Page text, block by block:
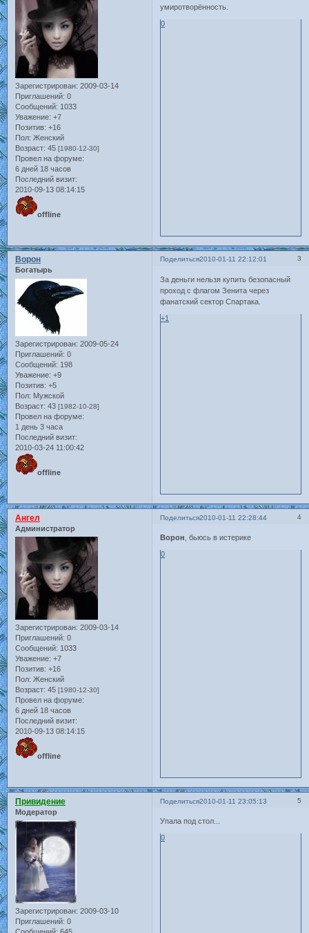
Зарегистрирован: 2009-03-14
Приглашений: 0
Сообщений: 1033
Уважение: +7
Позитив: +16
Пол: Женский
Возраст: 45 [1980-12-30]
Провел на форуме:
6 дней 18 часов
Последний визит:
2010-09-13 08:14:15
offline
умиротворённость.
0
Поделиться 3
2010-01-11 22:12:01
Ворон
Богатырь
Зарегистрирован: 2009-05-24
Приглашений: 0
Сообщений: 198
Уважение: +9
Позитив: +5
Пол: Мужской
Возраст: 43 [1982-10-28]
Провел на форуме:
1 день 3 часа
Последний визит:
2010-03-24 11:00:42
offline
За деньги нельзя купить безопасный
проход с флагом Зенита через
фанатский сектор Спартака.
+1
Поделиться 4
2010-01-11 22:28:44
Ангел
Администратор
Зарегистрирован: 2009-03-14
Приглашений: 0
Сообщений: 1033
Уважение: +7
Позитив: +16
Пол: Женский
Возраст: 45 [1980-12-30]
Провел на форуме:
6 дней 18 часов
Последний визит:
2010-09-13 08:14:15
offline
Ворон , бьюсь в истерике
0
Поделиться 5
2010-01-11 23:05:13
Привидение
Модератор
Зарегистрирован: 2009-03-10
Приглашений: 0
Упала под стол...
0